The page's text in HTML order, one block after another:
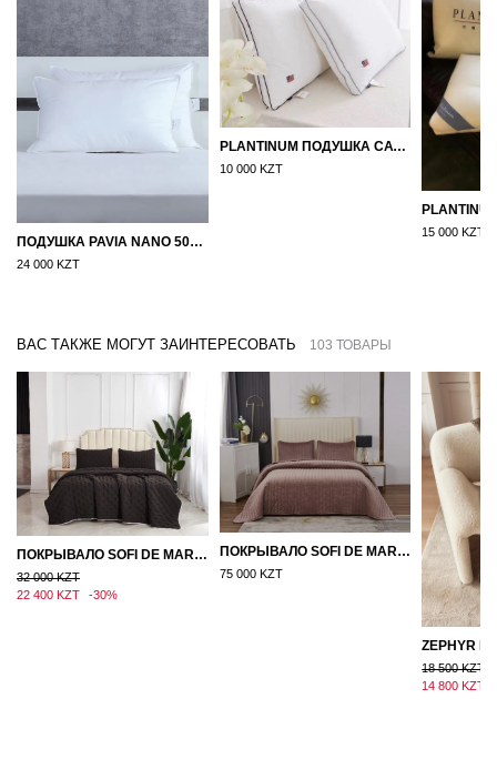
ПОДУШКА PAVIA NANO 50X70
24 000 KZT
PLANTINUM ПОДУШКА САТИН, ШЕЛК 50Х70
10 000 KZT
15 000 KZT
ВАС ТАКЖЕ МОГУТ ЗАИНТЕРЕСОВАТЬ 103 ТОВАРЫ
ПОКРЫВАЛО SOFI DE MARKO 160×220 БРОУДИ ЧЕРНО-БЕЖЕВОЕ
32 000 KZT
22 400 KZT
-30%
ПОКРЫВАЛО SOFI DE MARKO ВЕЛЮР 240×260 ФЕРДИНАНД (МОККО)
75 000 KZT
18 500 KZT
14 800 KZT